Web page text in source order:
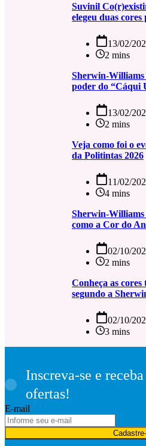
Suvinil
elegeu duas
13/02/
2 mins
Sherwin-
poder do “Cáqui
13/02/
2 mins
Veja como foi o
da Politintas 2026
11/02/
4 mins
Sherwin-Williams
como a Cor do
02/10/
2 mins
Conheça as cores
segundo a
02/10/
3 mins
Inscreva-se e
ofertas!
E-mail